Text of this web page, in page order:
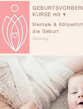
Mentale &
die Geburt
Salzburg
KURSE mit ♥